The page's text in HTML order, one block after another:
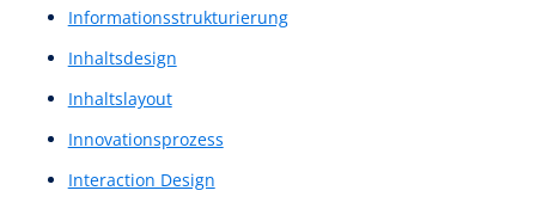
High Fidelity Wireframe
High Fidelity Wireframes
High-Fi Prototype